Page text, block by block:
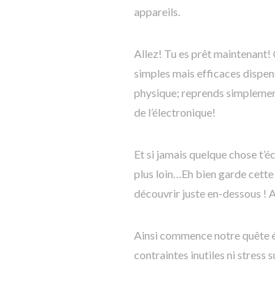
appareils.
Allez! Tu es prêt
simples mais efficaces
physique; reprends
de l’électronique!
Et si jamais quelque chose
plus loin…Eh bien garde cette
découvrir juste en-dessous !
Ainsi commence notre quête
contraintes inutiles ni stress